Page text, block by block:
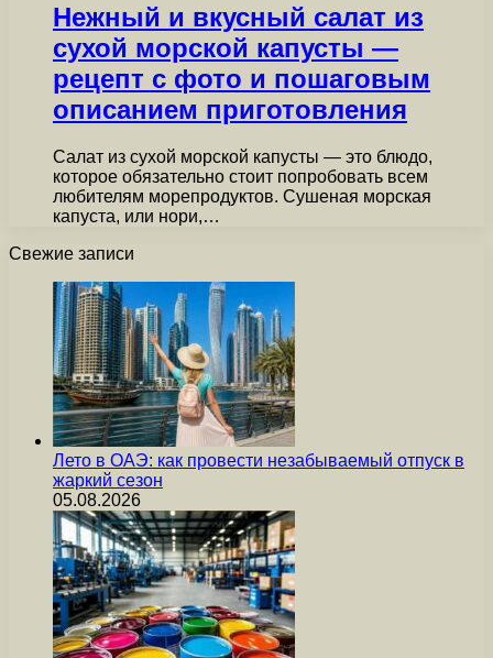
Нежный и вкусный салат из
сухой морской капусты —
рецепт с фото и пошаговым
описанием приготовления
Салат из сухой морской капусты — это блюдо,
которое обязательно стоит попробовать всем
любителям морепродуктов. Сушеная морская
капуста, или нори,…
Свежие записи
Лето в ОАЭ: как провести незабываемый отпуск в
жаркий сезон
05.08.2026